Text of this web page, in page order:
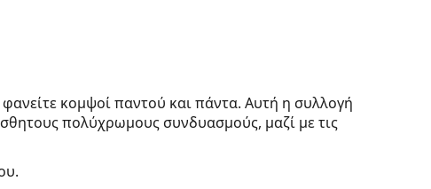
κομψοί παντού και πάντα. Αυτή η συλλογή
πολύχρωμους συνδυασμούς, μαζί με τις